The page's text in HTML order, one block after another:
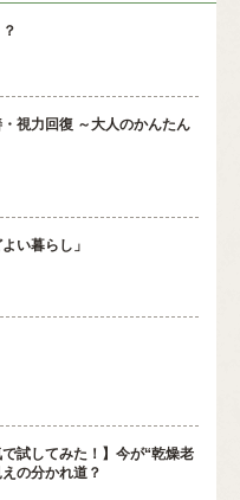
・視力回復 ～大人のかんたん
い暮らし」
で試してみた！】今が“乾燥老
の分かれ道？